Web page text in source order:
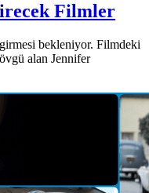
Filmler
bekleniyor. Filmdeki
alan Jennifer